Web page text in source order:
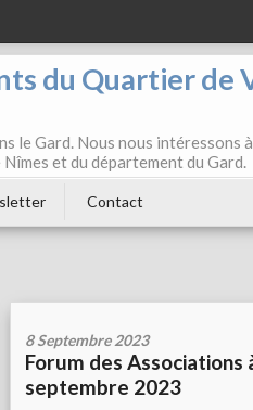
du Quartier de
le Gard. Nous nous
et du département du Gard.
Contact
8 Septembre 2023
Forum des Associations
septembre 2023